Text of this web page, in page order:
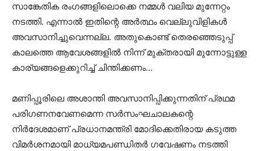
സാങ്കേതിക രംഗങ്ങളിലൊക്കെ നമ്മള്‍ വലിയ മുന്നേറ്റം
നടത്തി. എന്നാല്‍ ഇതിന്റെ അര്‍ത്ഥം വെല്ലുവിളികള്‍
അവസാനിച്ചുവെന്നല്ല. അതുകൊണ്ട് തെരഞ്ഞെടുപ്പ്
കാലത്തെ ആവേശങ്ങളില്‍ നിന്ന് മുക്തരായി മുന്നോട്ടുള്ള
കാര്യങ്ങളെക്കുറിച്ച് ചിന്തിക്കണം…
മണിപ്പൂരിലെ അശാന്തി അവസാനിപ്പിക്കുന്നതിന് പ്രഥമ
പരിഗണനവേണമെന്ന സര്‍സംഘചാലകന്റെ
നിര്‍ദേശമാണ് പ്രധാനമന്ത്രി മോദിക്കെതിരായ കടുത്ത
വിമര്‍ശനമായി മാധ്യമപണ്ഡിതര്‍ ഗവേഷണം നടത്തി